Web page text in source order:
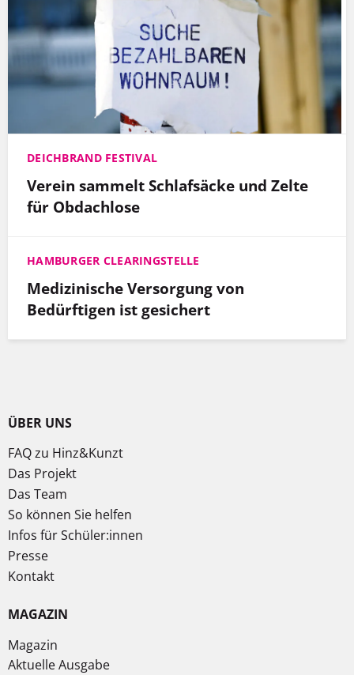
DEICHBRAND FESTIVAL
Verein sammelt Schlafsäcke und Zelte
für Obdachlose
HAMBURGER CLEARINGSTELLE
Medizinische Versorgung von
Bedürftigen ist gesichert
ÜBER UNS
FAQ zu Hinz&Kunzt
Das Projekt
Das Team
So können Sie helfen
Infos für Schüler:innen
Presse
Kontakt
MAGAZIN
Magazin
Aktuelle Ausgabe